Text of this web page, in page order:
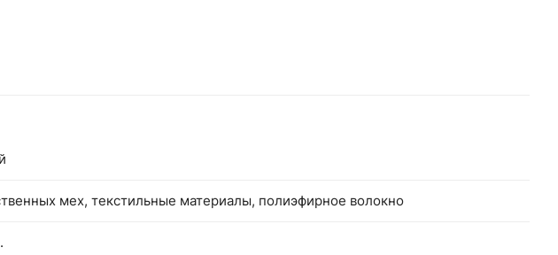
мех, текстильные материалы, полиэфирное волокно